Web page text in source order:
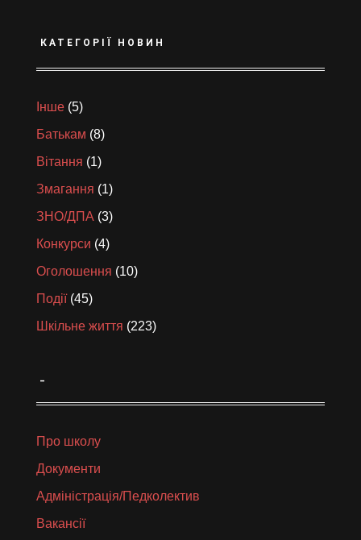
КАТЕГОРІЇ НОВИН
Інше (5)
Батькам (8)
Вітання (1)
Змагання (1)
ЗНО/ДПА (3)
Конкурси (4)
Оголошення (10)
Події(45)
Шкільне життя (223)
_
Про школу
Документи
Адміністрація/Педколектив
Вакансії